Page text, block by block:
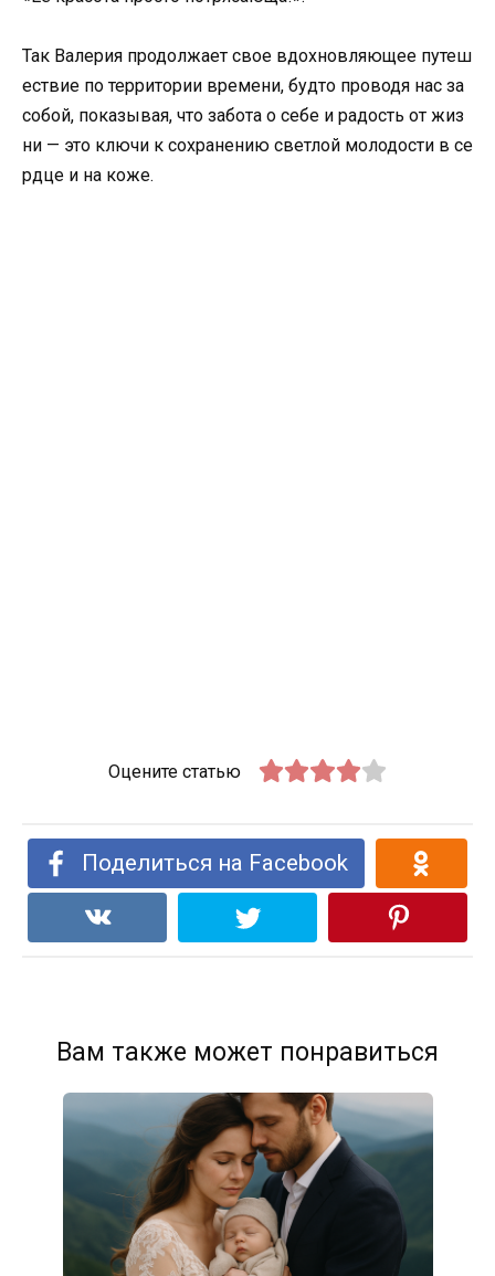
Так Валерия продолжает свое вдохновляющее путеш
ествие по территории времени, будто проводя нас за
собой, показывая, что забота о себе и радость от жиз
ни — это ключи к сохранению светлой молодости в се
рдце и на коже.
Оцените статью
Поделиться на Facebook
Вам также может понравиться